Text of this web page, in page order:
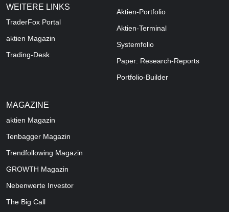
WEITERE LINKS
TraderFox Portal
aktien Magazin
Trading-Desk
Aktien-Portfolio
Aktien-Terminal
Systemfolio
Paper: Research-Reports
Portfolio-Builder
MAGAZINE
aktien Magazin
Tenbagger Magazin
Trendfollowing Magazin
GROWTH Magazin
Nebenwerte Investor
The Big Call